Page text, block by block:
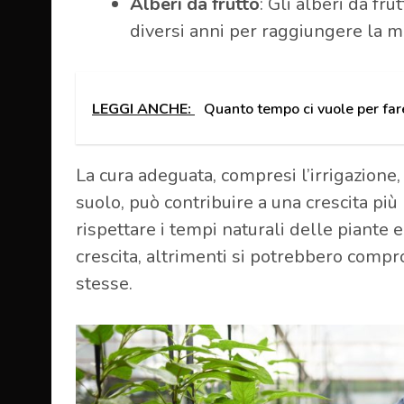
diversi anni per raggiungere la
LEGGI ANCHE: Quanto tempo ci vuole per
La cura adeguata, compresi
suolo, può contribuire a una crescita
rispettare i tempi naturali delle piante
crescita, altrimenti si potrebbero
stesse.